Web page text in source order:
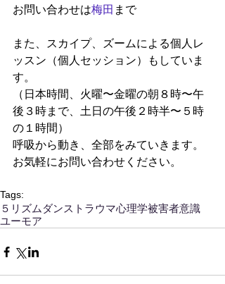
お問い合わせは梅田 まで
また、スカイプ、ズームによる個人レ
ッスン（個人セッション）もしていま
す。
（日本時間、火曜〜金曜の朝８時〜午
後３時まで、土日の午後２時半〜５時
の１時間）
呼吸から動き、全部をみていきます。
お気軽にお問い合わせください。
Tags:
５リズム ダンス トラウマ心理学被害者意識
ユーモア